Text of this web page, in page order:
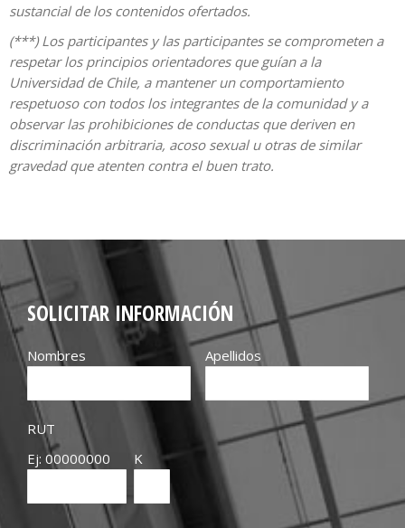
sustancial de los contenidos ofertados.
(***) Los participantes y las participantes se comprometen a
respetar los principios orientadores que guían a la
Universidad de Chile, a mantener un comportamiento
respetuoso con todos los integrantes de la comunidad y a
observar las prohibiciones de conductas que deriven en
discriminación arbitraria, acoso sexual u otras de similar
gravedad que atenten contra el buen trato.
SOLICITAR INFORMACIÓN
Nombres Apellidos
RUT
Ej: 00000000
K